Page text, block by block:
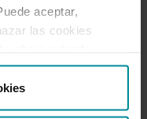
aceptar,
las cookies
más información, así
cualquier momento
.